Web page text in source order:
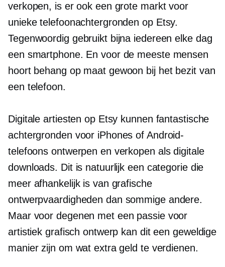
verkopen, is er ook een grote markt voor
unieke telefoonachtergronden op Etsy.
Tegenwoordig gebruikt bijna iedereen elke dag
een smartphone. En voor de meeste mensen
hoort behang op maat gewoon bij het bezit van
een telefoon.
Digitale artiesten op Etsy kunnen fantastische
achtergronden voor iPhones of Android-
telefoons ontwerpen en verkopen als digitale
downloads. Dit is natuurlijk een categorie die
meer afhankelijk is van grafische
ontwerpvaardigheden dan sommige andere.
Maar voor degenen met een passie voor
artistiek grafisch ontwerp kan dit een geweldige
manier zijn om wat extra geld te verdienen.